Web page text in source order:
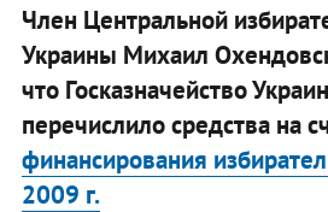
Член Центральной
Украины Михаил
что Госказначейство
перечислило средства на
финансирования
2009 г.